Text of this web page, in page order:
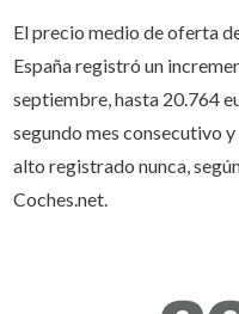
El precio medio de oferta
España registró un
septiembre, hasta 20.764
segundo mes consecutivo
alto registrado nunca,
Coches.net.